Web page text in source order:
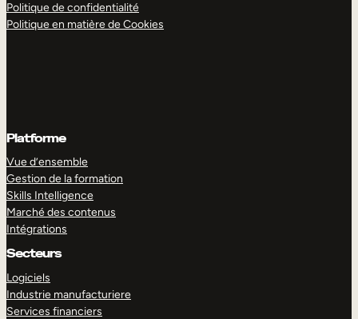
Politique de confidentialité
Politique en matière de Cookies
Platforme
Vue d’ensemble
Gestion de la formation
Skills Intelligence
Marché des contenus
Intégrations
Secteurs
Logiciels
Industrie manufacturiere
Services financiers